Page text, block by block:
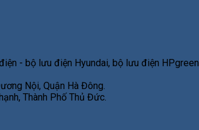
- bộ lưu điện Hyundai, bộ lưu điện
Nội, Quận Hà Đông.
Thành Phố Thủ Đức.